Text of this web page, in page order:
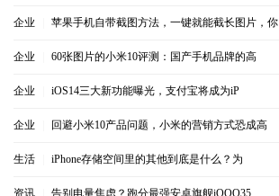
企业 苹果手机自带截图方法，一键就能截长图片，你
企业 60张图片的小米10评测：国产手机品牌的高
企业 iOS14三大新功能曝光，支付宝将成为iP
企业 回避小米10产品问题，小米的营销方式恐成高
生活 iPhone存储空间里的其他到底是什么？为
资讯 告别电量焦虑？跑分最强安卓旗舰iQOO35